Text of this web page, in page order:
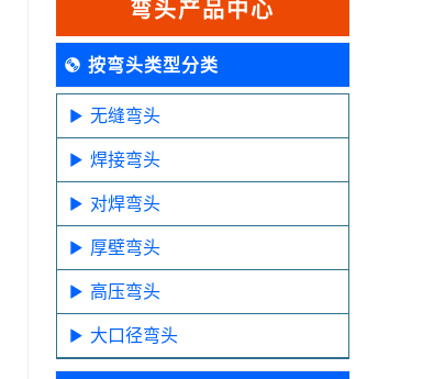
弯头产品中心
按弯头类型分类
无缝弯头
焊接弯头
对焊弯头
厚壁弯头
高压弯头
大口径弯头